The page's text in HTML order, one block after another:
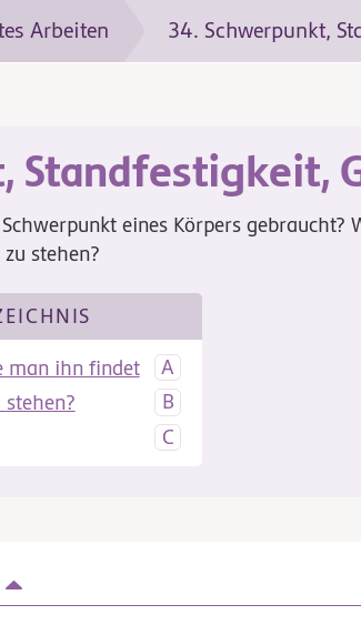
Standfestigkeit,
eines Körpers gebraucht?
stehen?
man ihn findet
Arbeiten